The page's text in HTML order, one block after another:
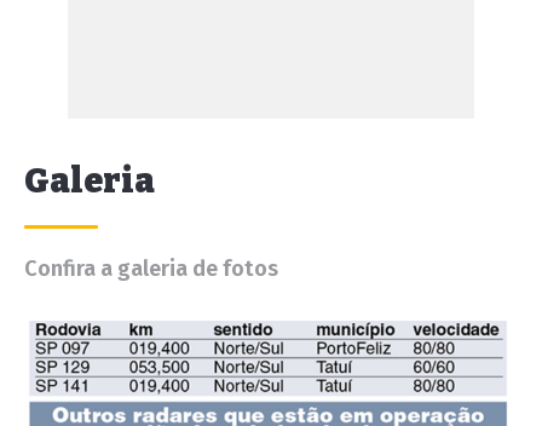
Galeria
Confira a galeria de fotos